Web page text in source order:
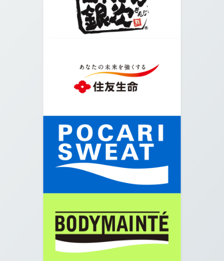
堀に向かってさらに横断歩道を渡ります。
堀を右手に矢印の方向に真っすぐ進みます